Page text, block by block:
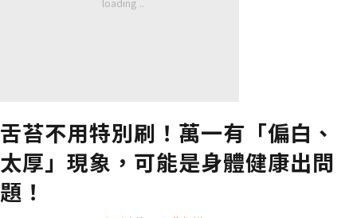
舌苔不用特別刷！萬一有「偏白、
太厚」現象，可能是身體健康出問
題！